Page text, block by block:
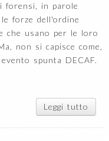
forensi, in parole
forze dell'ordine
che usano per le loro
non si capisce come,
spunta DECAF.
Leggi tutto